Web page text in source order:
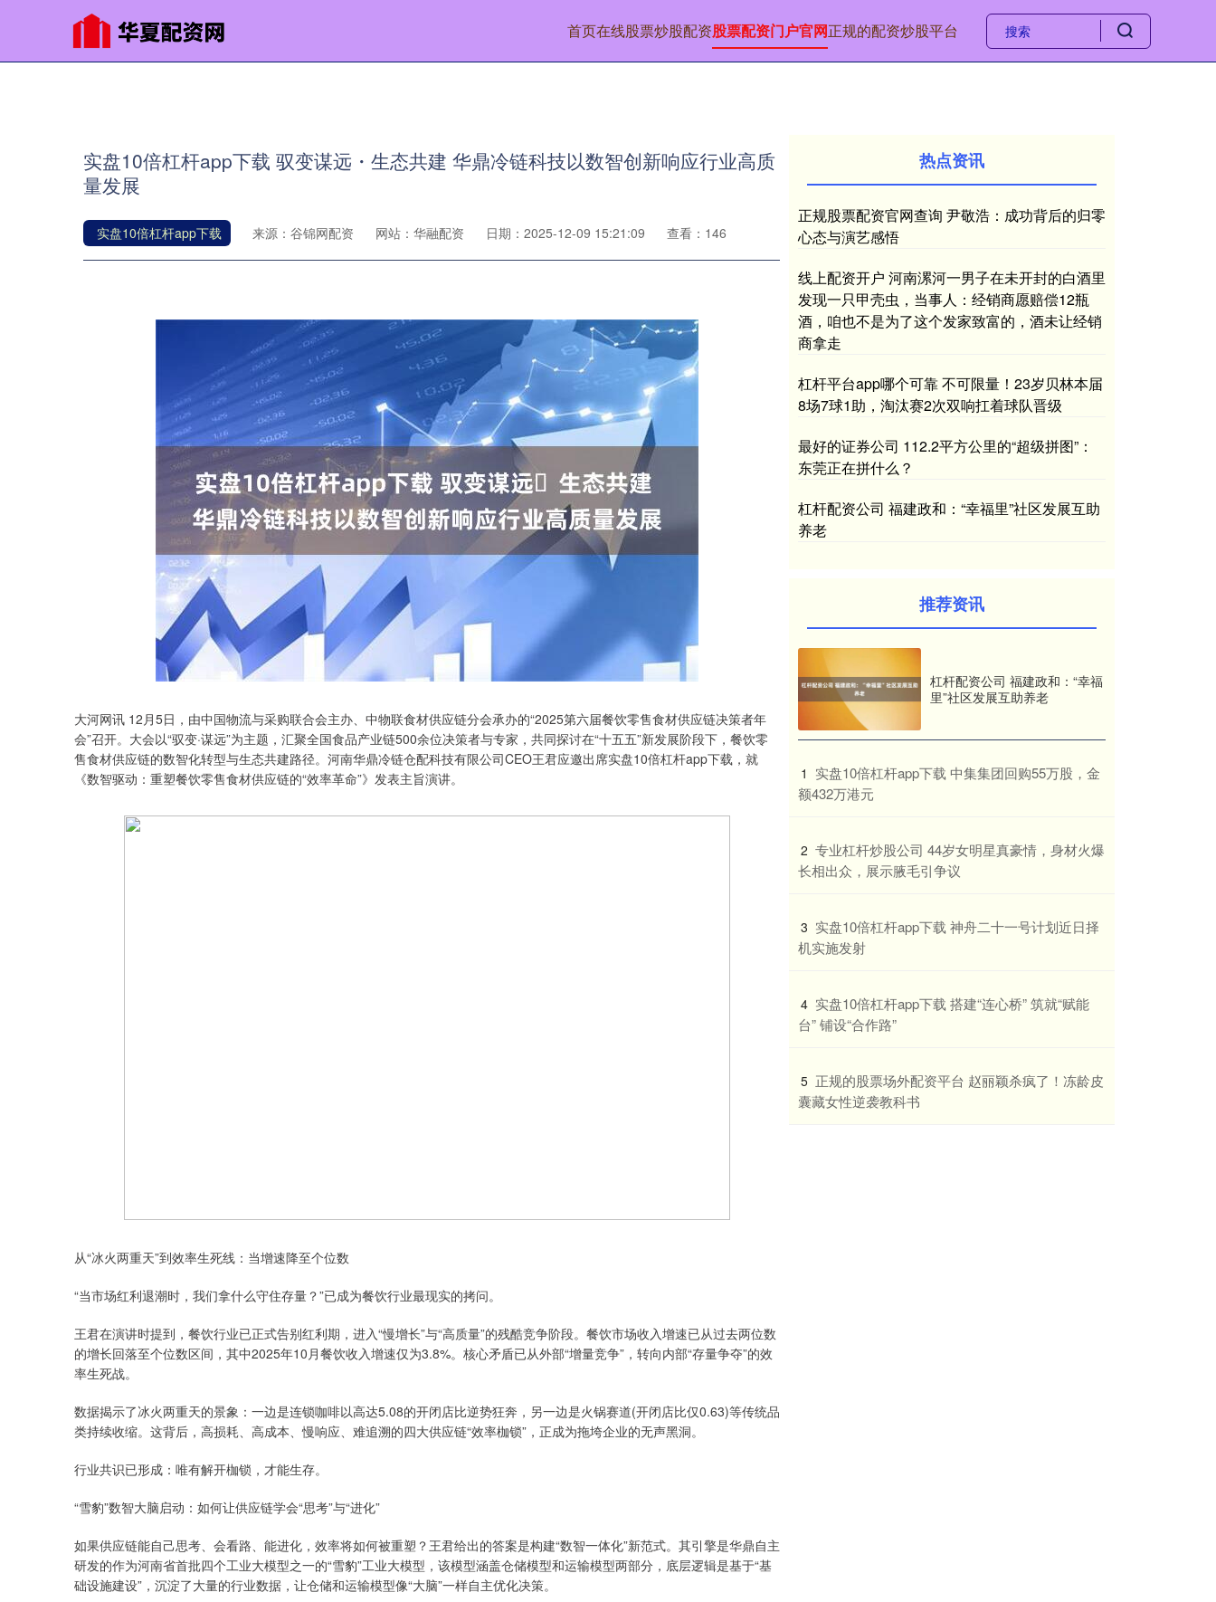
首页在线股票炒股配资股票配资门户官网正规的配资炒股平台
实盘10倍杠杆app下载 驭变谋远・生态共建 华鼎冷链科技以数智创新响应行业高质
量发展
实盘10倍杠杆app下载 来源：谷锦网配资 网站：华融配资 日期：2025-12-09 15:21:09 查看：146
大河网讯 12月5日，由中国物流与采购联合会主办、中物联食材供应链分会承办的“2025第六届餐饮零售食材供应链决策者年
会”召开。大会以“驭变·谋远”为主题，汇聚全国食品产业链500余位决策者与专家，共同探讨在“十五五”新发展阶段下，餐饮零
售食材供应链的数智化转型与生态共建路径。河南华鼎冷链仓配科技有限公司CEO王君应邀出席实盘10倍杠杆app下载，就
《数智驱动：重塑餐饮零售食材供应链的“效率革命”》发表主旨演讲。
从“冰火两重天”到效率生死线：当增速降至个位数
“当市场红利退潮时，我们拿什么守住存量？”已成为餐饮行业最现实的拷问。
王君在演讲时提到，餐饮行业已正式告别红利期，进入“慢增长”与“高质量”的残酷竞争阶段。餐饮市场收入增速已从过去两位数
的增长回落至个位数区间，其中2025年10月餐饮收入增速仅为3.8%。核心矛盾已从外部“增量竞争”，转向内部“存量争夺”的效
率生死战。
数据揭示了冰火两重天的景象：一边是连锁咖啡以高达5.08的开闭店比逆势狂奔，另一边是火锅赛道(开闭店比仅0.63)等传统品
类持续收缩。这背后，高损耗、高成本、慢响应、难追溯的四大供应链“效率枷锁”，正成为拖垮企业的无声黑洞。
行业共识已形成：唯有解开枷锁，才能生存。
“雪豹”数智大脑启动：如何让供应链学会“思考”与“进化”
如果供应链能自己思考、会看路、能进化，效率将如何被重塑？王君给出的答案是构建“数智一体化”新范式。其引擎是华鼎自主
研发的作为河南省首批四个工业大模型之一的“雪豹”工业大模型，该模型涵盖仓储模型和运输模型两部分，底层逻辑是基于“基
础设施建设”，沉淀了大量的行业数据，让仓储和运输模型像“大脑”一样自主优化决策。
热点资讯
正规股票配资官网查询 尹敬浩：成功背后的归零
心态与演艺感悟
线上配资开户 河南漯河一男子在未开封的白酒里
发现一只甲壳虫，当事人：经销商愿赔偿12瓶
酒，咱也不是为了这个发家致富的，酒未让经销
商拿走
杠杆平台app哪个可靠 不可限量！23岁贝林本届
8场7球1助，淘汰赛2次双响扛着球队晋级
最好的证券公司 112.2平方公里的“超级拼图”：
东莞正在拼什么？
杠杆配资公司 福建政和：“幸福里”社区发展互助
养老
推荐资讯
杠杆配资公司 福建政和：“幸福
里”社区发展互助养老
1 ​实盘10倍杠杆app下载 中集集团回购55万股，金
额432万港元
2 ​专业杠杆炒股公司 44岁女明星真豪情，身材火爆
长相出众，展示腋毛引争议
3 ​实盘10倍杠杆app下载 神舟二十一号计划近日择
机实施发射
4 ​实盘10倍杠杆app下载 搭建“连心桥” 筑就“赋能
台” 铺设“合作路”
5 ​正规的股票场外配资平台 赵丽颖杀疯了！冻龄皮
囊藏女性逆袭教科书